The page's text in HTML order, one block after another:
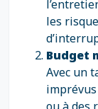
les
Budget
Avec un